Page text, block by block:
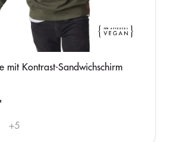
mit Kontrast-Sandwichschirm
+5